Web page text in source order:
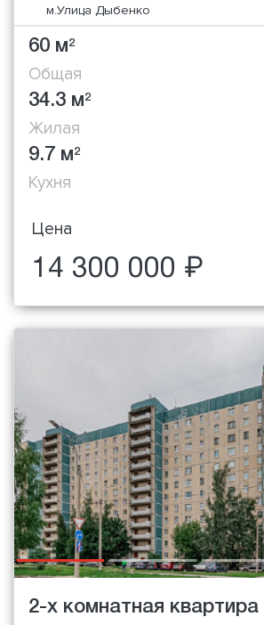
м.Улица Дыбенко
60 м2
Общая
34.3 м2
Жилая
9.7 м2
Кухня
Цена
14 300 000 ₽
2-х комнатная квартира